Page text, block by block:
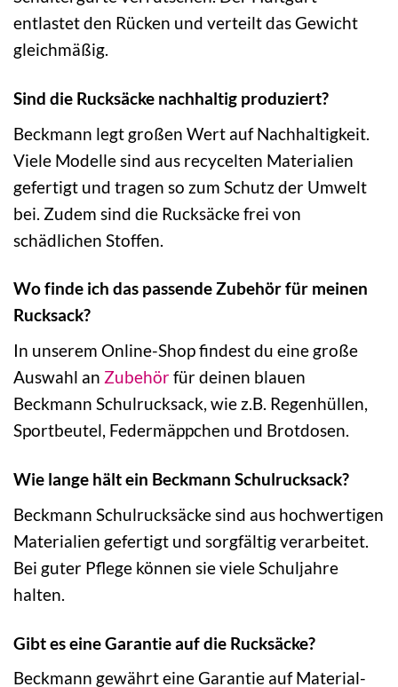
entlastet den Rücken und verteilt das Gewicht
gleichmäßig.
Sind die Rucksäcke nachhaltig produziert?
Beckmann legt großen Wert auf Nachhaltigkeit.
Viele Modelle sind aus recycelten Materialien
gefertigt und tragen so zum Schutz der Umwelt
bei. Zudem sind die Rucksäcke frei von
schädlichen Stoffen.
Wo finde ich das passende Zubehör für meinen
Rucksack?
In unserem Online-Shop findest du eine große
Auswahl an Zubehörfür deinen blauen
Beckmann Schulrucksack, wie z.B. Regenhüllen,
Sportbeutel, Federmäppchen und Brotdosen.
Wie lange hält ein Beckmann Schulrucksack?
Beckmann Schulrucksäcke sind aus hochwertigen
Materialien gefertigt und sorgfältig verarbeitet.
Bei guter Pflege können sie viele Schuljahre
halten.
Gibt es eine Garantie auf die Rucksäcke?
Beckmann gewährt eine Garantie auf Material-